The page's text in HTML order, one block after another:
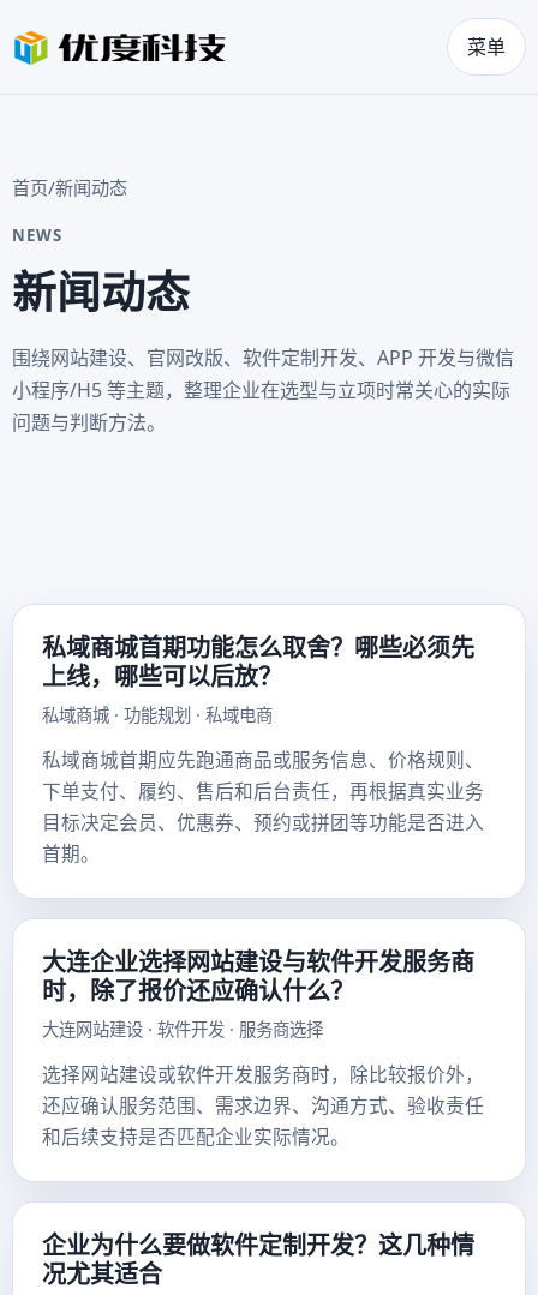
菜单
首页/新闻动态
NEWS
新闻动态
围绕网站建设、官网改版、软件定制开发、APP 开发与微信
小程序/H5 等主题，整理企业在选型与立项时常关心的实际
问题与判断方法。
私域商城首期功能怎么取舍？哪些必须先
上线，哪些可以后放？
私域商城 · 功能规划 · 私域电商
私域商城首期应先跑通商品或服务信息、价格规则、
下单支付、履约、售后和后台责任，再根据真实业务
目标决定会员、优惠券、预约或拼团等功能是否进入
首期。
大连企业选择网站建设与软件开发服务商
时，除了报价还应确认什么？
大连网站建设 · 软件开发 · 服务商选择
选择网站建设或软件开发服务商时，除比较报价外，
还应确认服务范围、需求边界、沟通方式、验收责任
和后续支持是否匹配企业实际情况。
企业为什么要做软件定制开发？这几种情
况尤其适合